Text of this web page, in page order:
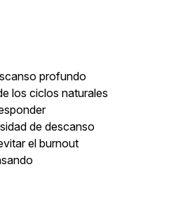
profundo
los ciclos naturales
de descanso
el burnout